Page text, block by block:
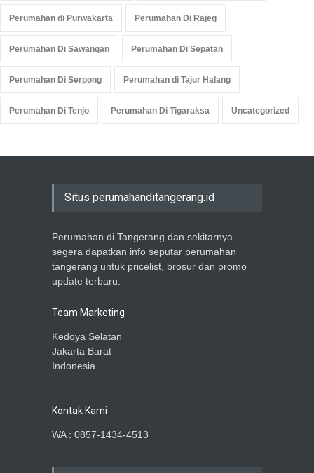
Perumahan di Purwakarta Perumahan Di Rajeg
Perumahan Di Sawangan Perumahan Di Sepatan
Perumahan Di Serpong Perumahan di Tajur Halang
Perumahan Di Tenjo Perumahan Di Tigaraksa Uncategorized
Situs perumahanditangerang.id
Perumahan di Tangerang dan sekitarnya
segera dapatkan info seputar perumahan
tangerang untuk pricelist, brosur dan promo
update terbaru.
Team Marketing
Kedoya Selatan
Jakarta Barat
Indonesia
Kontak Kami
WA : 0857-1434-4513